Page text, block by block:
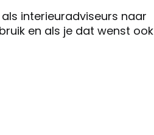
interieuradviseurs naar
en als je dat wenst ook